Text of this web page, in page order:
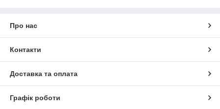
Про нас
Контакти
Доставка та оплата
Графік роботи